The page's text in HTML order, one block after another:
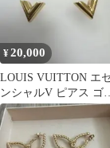
¥20,000
LOUIS VUITTON エ
ンシャルV ピアス ゴ
ルド